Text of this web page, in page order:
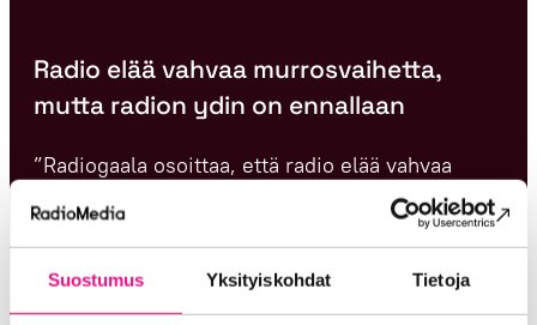
Suostumus Yksityiskohdat Tietoja
Radio elää vahvaa murrosvaihetta,
mutta radion ydin on ennallaan
”Radiogaala osoittaa, että radio elää vahvaa
murrosvaihetta: yleisöt muuttuvat ja audio
liikkuu yhä useammilla alustoilla. Silti radion
luotettavat äänet ja kyky tavoittaa laajasti. Nyt